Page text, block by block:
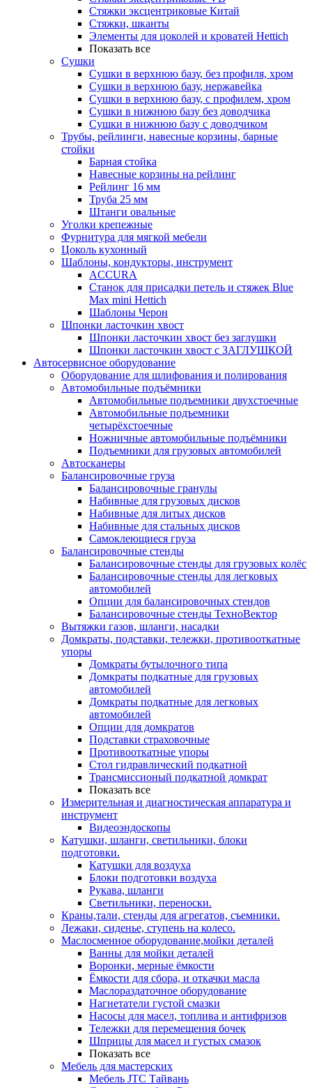
Стяжки эксцентриковые Китай
Стяжки, шканты
Элементы для цоколей и кроватей Hettich
Показать все
Сушки
Сушки в верхнюю базу, без профиля, хром
Сушки в верхнюю базу, нержавейка
Сушки в верхнюю базу, с профилем, хром
Сушки в нижнюю базу без доводчика
Сушки в нижнюю базу с доводчиком
Трубы, рейлинги, навесные корзины, барные
стойки
Барная стойка
Навесные корзины на рейлинг
Рейлинг 16 мм
Труба 25 мм
Штанги овальные
Уголки крепежные
Фурнитура для мягкой мебели
Цоколь кухонный
Шаблоны, кондукторы, инструмент
ACCURA
Станок для присадки петель и стяжек Blue
Max mini Hettich
Шаблоны Черон
Шпонки ласточкин хвост
Шпонки ласточкин хвост без заглушки
Шпонки ласточкин хвост с ЗАГЛУШКОЙ
Автосервисное оборудование
Оборудование для шлифования и полирования
Автомобильные подъёмники
Автомобильные подъемники двухстоечные
Автомобильные подъемники
четырёхстоечные
Ножничные автомобильные подъёмники
Подъемники для грузовых автомобилей
Автосканеры
Балансировочные груза
Балансировочные гранулы
Набивные для грузовых дисков
Набивные для литых дисков
Набивные для стальных дисков
Самоклеющиеся груза
Балансировочные стенды
Балансировочные стенды для грузовых колёс
Балансировочные стенды для легковых
автомобилей
Опции для балансировочных стендов
Балансировочные стенды ТехноВектор
Вытяжки газов, шланги, насадки
Домкраты, подставки, тележки, противооткатные
упоры
Домкраты бутылочного типа
Домкраты подкатные для грузовых
автомобилей
Домкраты подкатные для легковых
автомобилей
Опции для домкратов
Подставки страховочные
Противооткатные упоры
Стол гидравлический подкатной
Трансмиссионый подкатной домкрат
Показать все
Измерительная и диагностическая аппаратура и
инструмент
Видеоэндоскопы
Катушки, шланги, светильники, блоки
подготовки.
Катушки для воздуха
Блоки подготовки воздуха
Рукава, шланги
Светильники, переноски.
Краны,тали, стенды для агрегатов, съемники.
Лежаки, сиденье, ступень на колесо.
Маслосменное оборудование,мойки деталей
Ванны для мойки деталей
Воронки, мерные ёмкости
Ёмкости для сбора, и откачки масла
Маслораздаточное оборудование
Нагнетатели густой смазки
Насосы для масел, топлива и антифризов
Тележки для перемещения бочек
Шприцы для масел и густых смазок
Показать все
Мебель для мастерских
Мебель JTC Тайвань